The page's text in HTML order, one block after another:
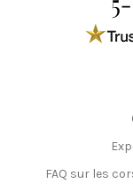
FAQ sur les